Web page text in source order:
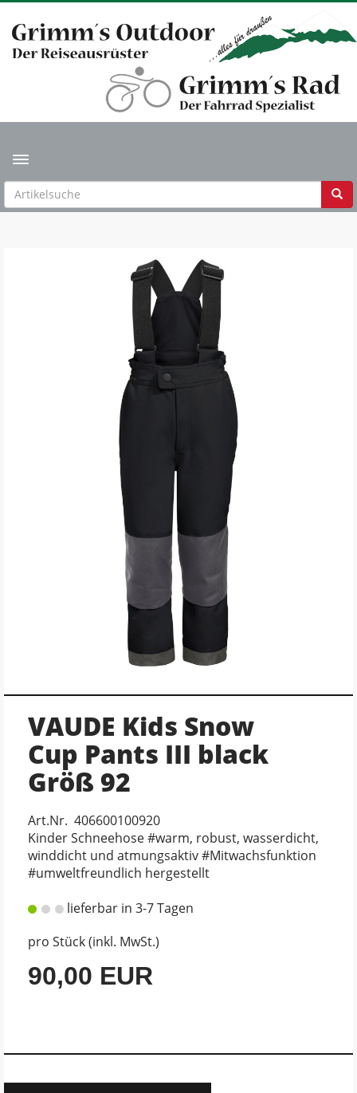
Toggle navigation
VAUDE Kids Snow
Cup Pants III black
Größ 92
Art.Nr. 406600100920
Kinder Schneehose #warm, robust, wasserdicht,
winddicht und atmungsaktiv #Mitwachsfunktion
#umweltfreundlich hergestellt
lieferbar in 3-7 Tagen
pro Stück (inkl. MwSt.)
90,00 EUR